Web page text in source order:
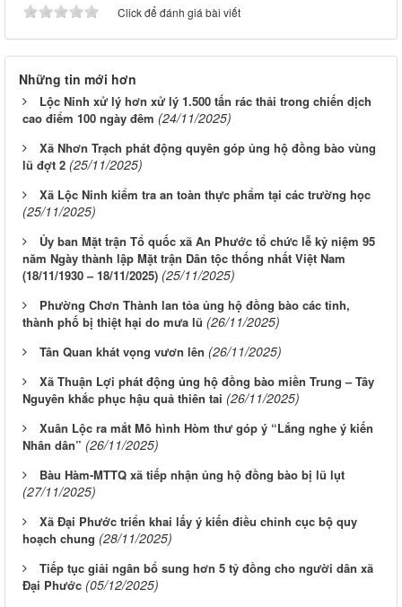
Click để đánh giá bài viết
Những tin mới hơn
Lộc Ninh xử lý hơn xử lý 1.500 tấn rác thải trong chiến dịch
cao điểm 100 ngày đêm (24/11/2025)
Xã Nhơn Trạch phát động quyên góp ủng hộ đồng bào vùng
lũ đợt 2 (25/11/2025)
Xã Lộc Ninh kiểm tra an toàn thực phẩm tại các trường học
(25/11/2025)
Ủy ban Mặt trận Tổ quốc xã An Phước tổ chức lễ kỷ niệm 95
năm Ngày thành lập Mặt trận Dân tộc thống nhất Việt Nam
(18/11/1930 – 18/11/2025) (25/11/2025)
Phường Chơn Thành lan tỏa ủng hộ đồng bào các tỉnh,
thành phố bị thiệt hại do mưa lũ (26/11/2025)
Tân Quan khát vọng vươn lên (26/11/2025)
Xã Thuận Lợi phát động ủng hộ đồng bào miền Trung – Tây
Nguyên khắc phục hậu quả thiên tai (26/11/2025)
Xuân Lộc ra mắt Mô hình Hòm thư góp ý “Lắng nghe ý kiến
Nhân dân” (26/11/2025)
Bàu Hàm-MTTQ xã tiếp nhận ủng hộ đồng bào bị lũ lụt
(27/11/2025)
Xã Đại Phước triển khai lấy ý kiến điều chỉnh cục bộ quy
hoạch chung (28/11/2025)
Tiếp tục giải ngân bổ sung hơn 5 tỷ đồng cho người dân xã
Đại Phước (05/12/2025)